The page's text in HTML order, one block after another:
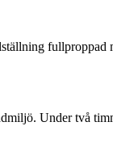
fullproppad
Under två